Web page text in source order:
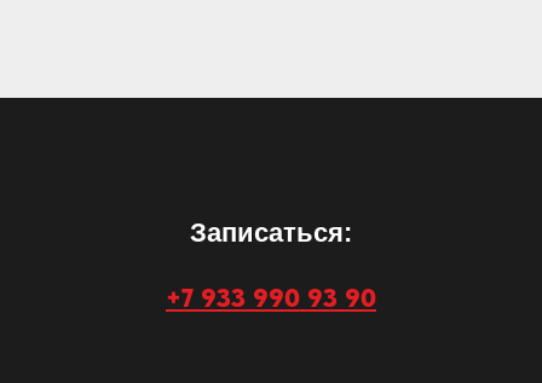
Записаться:
+7 933 990 93 90